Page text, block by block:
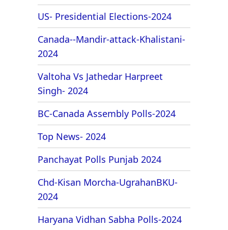
US- Presidential Elections-2024
Canada--Mandir-attack-Khalistani-
2024
Valtoha Vs Jathedar Harpreet
Singh- 2024
BC-Canada Assembly Polls-2024
Top News- 2024
Panchayat Polls Punjab 2024
Chd-Kisan Morcha-UgrahanBKU-
2024
Haryana Vidhan Sabha Polls-2024